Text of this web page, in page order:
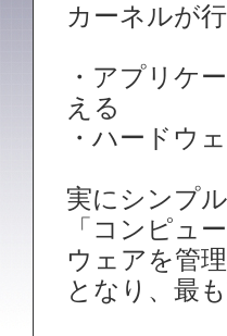
カーネルが
・アプリケ
える
・ハードウ
実にシンプ
「コンピュ
ウェアを管
となり、最